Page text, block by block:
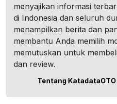
menyajikan informasi
di Indonesia dan seluruh
menampilkan berita dan
membantu Anda memilih
memutuskan untuk
dan review.
Tentang KatadataOTO